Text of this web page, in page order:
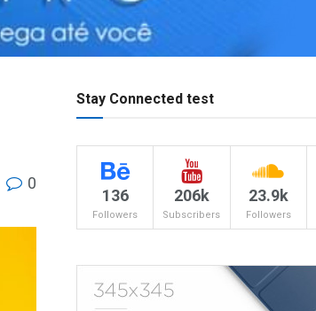
0
Stay Connected test
136
Followers
206k
Subscribers
23.9k
Followers